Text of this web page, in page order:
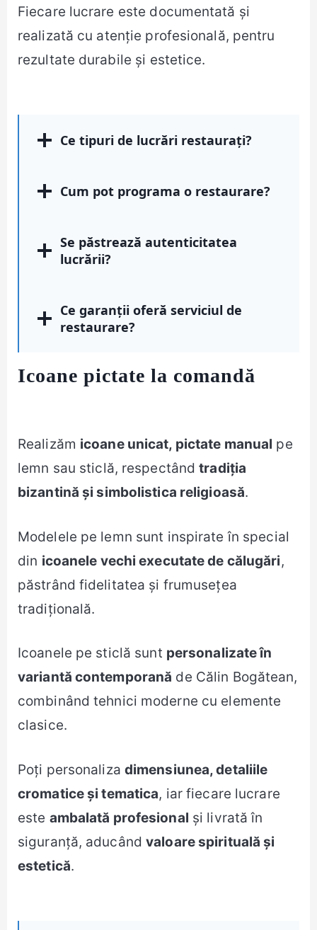
Fiecare lucrare este documentată și
realizată cu atenție profesională, pentru
rezultate durabile și estetice.
Ce tipuri de lucrări restaurați?
Cum pot programa o restaurare?
Se păstrează autenticitatea
lucrării?
Ce garanții oferă serviciul de
restaurare?
Icoane pictate la comandă
Realizăm icoane unicat, pictate manual pe
lemn sau sticlă, respectândtradiția
bizantină și simbolistica religioasă.
Modelele pe lemn sunt inspirate în special
din icoanele vechi executate de călugări,
păstrând fidelitatea și frumusețea
tradițională.
Icoanele pe sticlă sunt personalizate în
variantă contemporană de Călin Bogătean,
combinând tehnici moderne cu elemente
clasice.
Poți personaliza dimensiunea, detaliile
cromatice și tematica, iar fiecare lucrare
este ambalată profesional și livrată în
siguranță, aducândvaloare spirituală și
estetică.